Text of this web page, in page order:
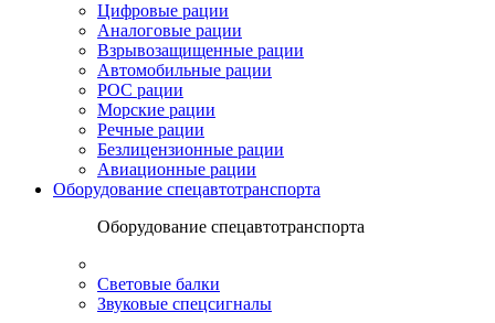
Цифровые рации
Аналоговые рации
Взрывозащищенные рации
Автомобильные рации
POC рации
Морские рации
Речные рации
Безлицензионные рации
Авиационные рации
Оборудование спецавтотранспорта
Оборудование спецавтотранспорта
Световые балки
Звуковые спецсигналы